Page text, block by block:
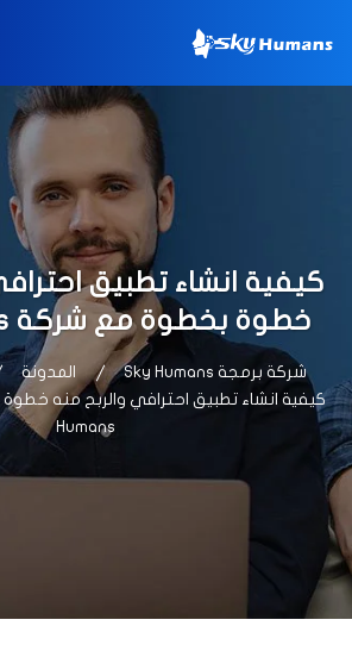
كيفية انشاء تطبيق
خطوة بخطوة مع شركة Sky Humans
شركة برمجة Sky Humans المدونة
Humans